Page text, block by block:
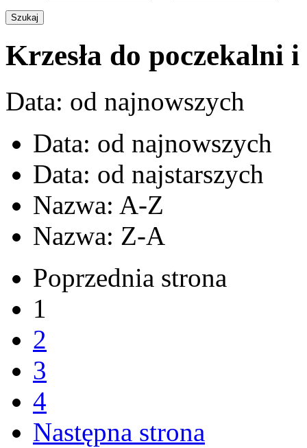
Krzesła do poczekalni
Data: od najnowszych
Data: od najnowszych
Data: od najstarszych
Nazwa: A-Z
Nazwa: Z-A
Poprzednia strona
1
2
3
4
Następna strona